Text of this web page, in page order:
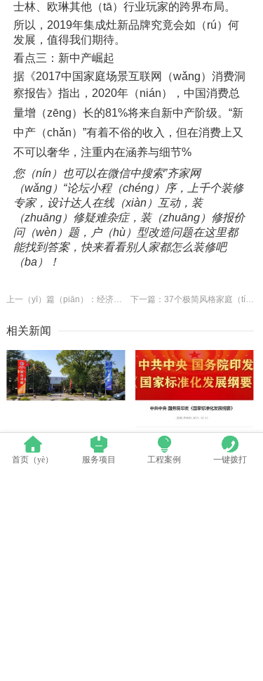
士林、欧琳其他（tā）行业玩家的跨界布局。
所以，2019年集成灶新品牌究竟会如（rú）何
发展，值得我们期待。
看点三：新中产崛起
据《2017中国家庭场景互联网（wǎng）消费洞
察报告》指出， 2020年（nián），中国消费总
量增（zēng）长的81%将来自新中产阶级。“新
中产（chǎn）”有着不俗的收入，但在消费上又
不可以奢华，注重内在涵养与细节%
您（nín）也可以在微信中搜索”齐家网
（wǎng）“论坛小程（chéng）序，上千个装修
专家，设计达人在线（xiàn）互动，装
（zhuāng）修疑难杂症，装（zhuāng）修报价
问（wèn）题，户（hù）型改造问题在这里都
能找到答案，快来看看别人家都怎么装修吧
（ba）！
上一（yī）篇（piān）：经济日报：柔性电子，不断刷新你的认知 下一篇：37个极简风格家庭（tíng）办公室设（shè）计
相关新闻
首页（yè） 服务项目 工程案例 一键拨打